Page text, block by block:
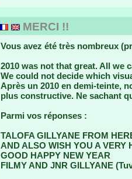
MERCI !!
Vous avez été très nombreux
2010 was not that great. All we
We could not decide which
Après un 2010 en demi-teinte,
plus constructive. Ne sachant
Parmi vos réponses :
TALOFA GILLYANE FROM
AND ALSO WISH YOU A VERY
GOOD HAPPY NEW YEAR
FILMY AND JNR GILLYANE